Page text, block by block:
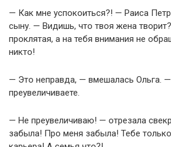
— Как мне успокоиться?! — Раиса
сыну. — Видишь, что твоя жена
проклятая, а на тебя внимания не
никто!
— Это неправда, — вмешалась Ольга.
преувеличиваете.
— Не преувеличиваю! — отрезала
забыла! Про меня забыла! Тебе